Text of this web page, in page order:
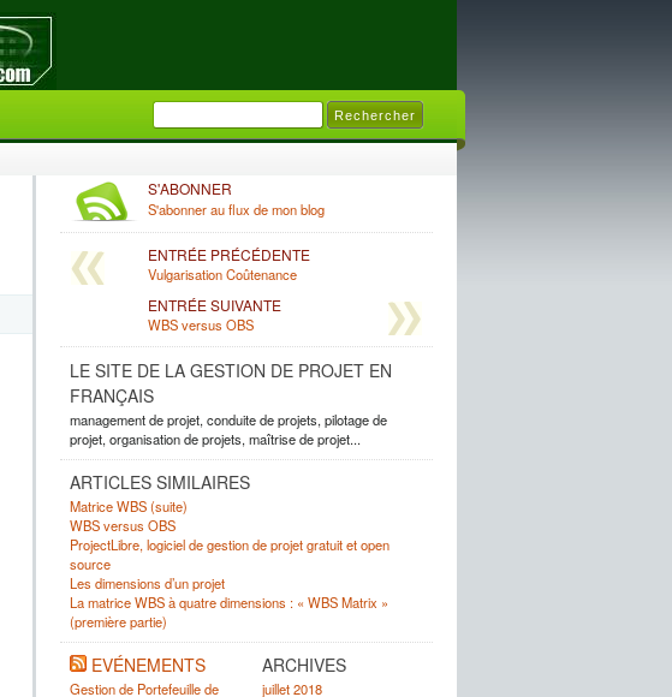
S'ABONNER
S'abonner au flux de mon blog
ENTRÉE PRÉCÉDENTE
Vulgarisation Coûtenance
ENTRÉE SUIVANTE
WBS versus OBS
LE SITE DE LA GESTION DE PROJET EN
FRANÇAIS
management de projet, conduite de projets, pilotage de
projet, organisation de projets, maîtrise de projet...
ARTICLES SIMILAIRES
Matrice WBS (suite)
WBS versus OBS
ProjectLibre, logiciel de gestion de projet gratuit et open
source
Les dimensions d’un projet
La matrice WBS à quatre dimensions : « WBS Matrix »
(première partie)
EVÉNEMENTS
Gestion de Portefeuille de
ARCHIVES
juillet 2018